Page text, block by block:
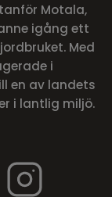
Motala,
igång ett
Med
i
en av landets
i lantlig miljö.